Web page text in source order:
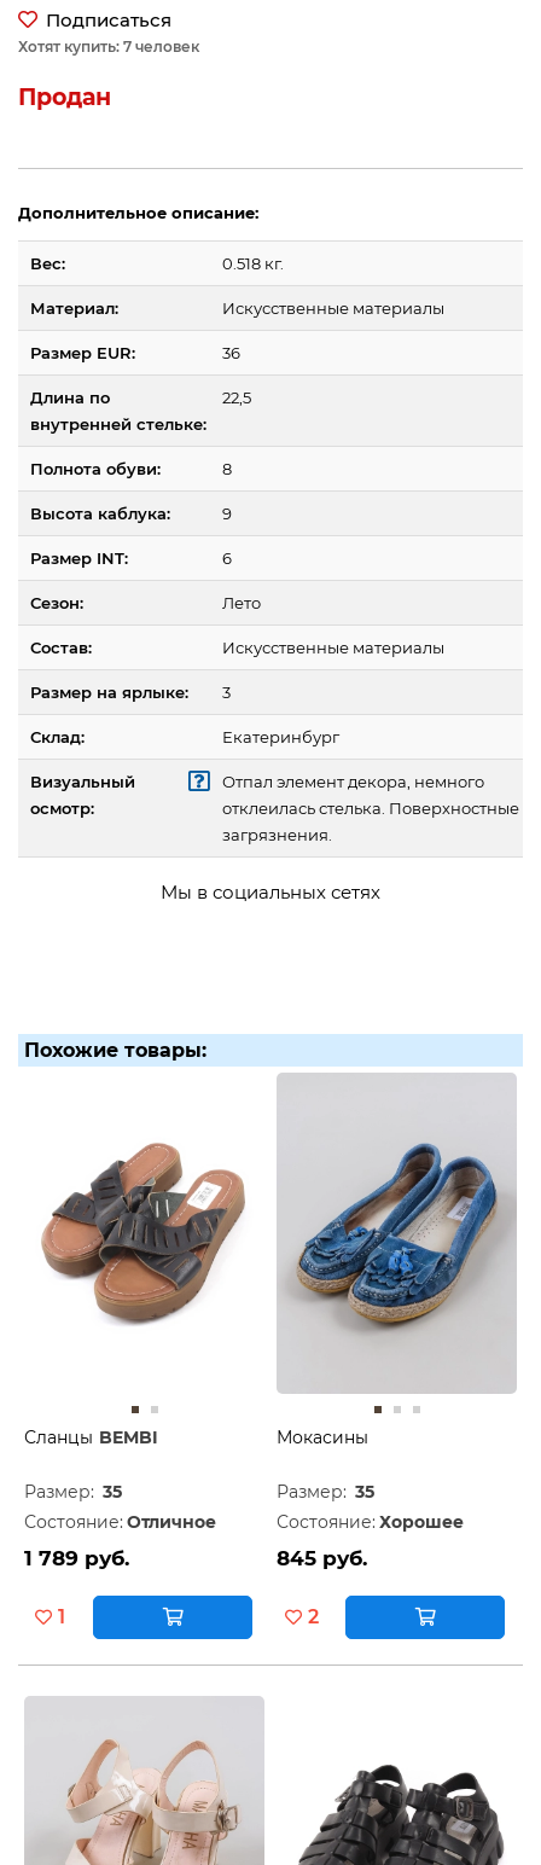
Подписаться
Хотят купить: 7 человек
Продан
Дополнительное описание:
Вес: 0.518 кг.
Материал: Искусственные материалы
Размер EUR: 36
Длина по
внутренней стельке:
22,5
Полнота обуви: 8
Высота каблука: 9
Размер INT: 6
Сезон: Лето
Состав: Искусственные материалы
Размер на ярлыке: 3
Склад: Екатеринбург
Визуальный
осмотр:
Отпал элемент декора, немного
отклеилась стелька. Поверхностные
загрязнения.
Мы в социальных сетях
Похожие товары:
Сланцы BEMBI
Размер: 35
Состояние: Отличное
1 789 руб.
1
Мокасины
Размер: 35
Состояние: Хорошее
845 руб.
2